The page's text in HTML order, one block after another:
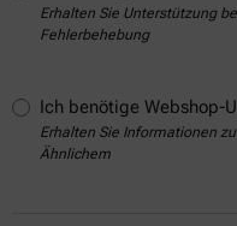
Erhalten Sie Unterstützung
Fehlerbehebung
Ich benötige Webshop-
Erhalten Sie Informationen
Ähnlichem